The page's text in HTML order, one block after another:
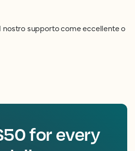
supporto come eccellente o
for every